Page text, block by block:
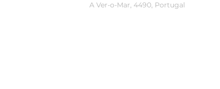
A Ver-o-Mar, 4490, Portugal